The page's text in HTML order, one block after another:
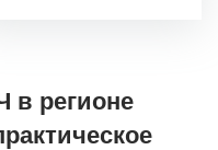
в регионе